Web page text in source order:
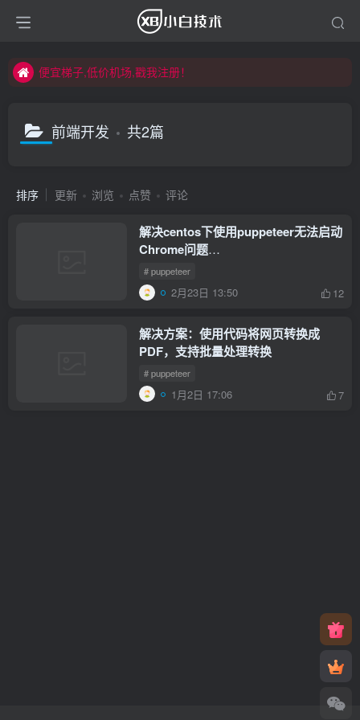
便宜梯子,低价机场,戳我注册！
便宜梯子,低价机场,戳我注册！
前端开发 共2篇
排序 更新 浏览 点赞 评论
解决centos下使用puppeteer无法启动
Chrome问题
Running as root without --no-
sandbox is not supported
# puppeteer
2月23日 13:50 12
解决方案：使用代码将网页转换成
PDF，支持批量处理转换
# puppeteer
1月2日 17:06 7